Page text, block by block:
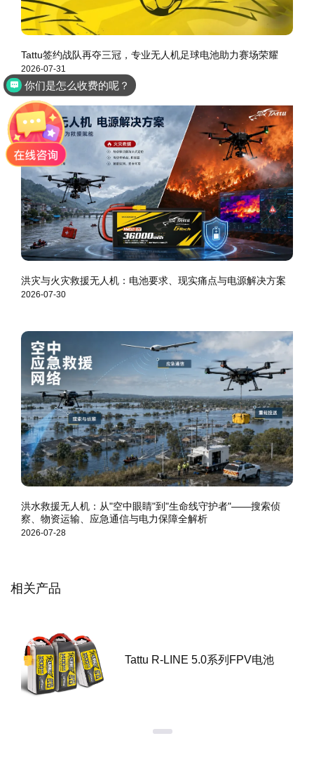
Tattu签约战队再夺三冠，专业无人机足球电池助力赛场荣耀
2026-07-31
洪灾与火灾救援无人机：电池要求、现实痛点与电源解决方案
2026-07-30
洪水救援无人机：从"空中眼睛"到"生命线守护者"——搜索侦
察、物资运输、应急通信与电力保障全解析
2026-07-28
相关产品
Tattu R-LINE 5.0系列FPV电池
你们是怎么收费的呢？
是品牌厂家直销吗？